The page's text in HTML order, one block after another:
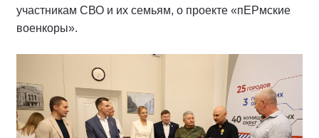
участникам СВО и их семьям, о проекте «пЕРмские
военкоры».